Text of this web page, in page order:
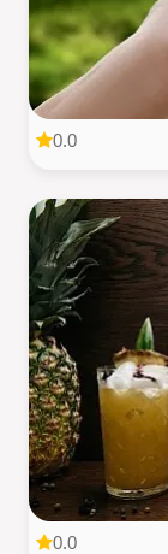
0.0
0.0